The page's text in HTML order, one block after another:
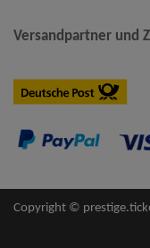
Versandpartner und
Copyright ©